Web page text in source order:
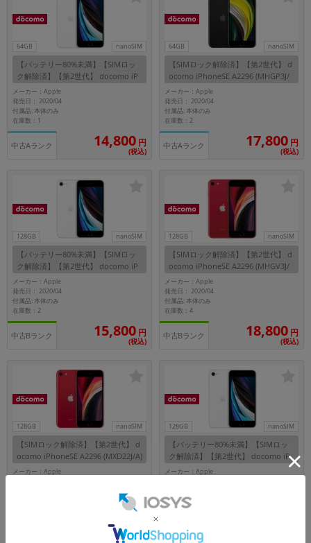
64GB nanoSIM
【バッテリー80%未満】【SIMロッ
ク解除済】【第2世代】 docomo iP
honeSE A2296 (MX9T2J/A) 64GB ホ
ワイト
メーカー：Apple
発売日： 2020/04
付属品: 本体のみ
在庫数：1
中古Aランク 14,800 円
(税込)
64GB nanoSIM
【SIMロック解除済】【第2世代】 d
ocomo iPhoneSE A2296 (MHGP3J/
A) 64GB ブラック
メーカー：Apple
発売日： 2020/04
付属品: 本体のみ
在庫数：2
中古Aランク 17,800 円
(税込)
128GB nanoSIM
【バッテリー80%未満】【SIMロッ
ク解除済】【第2世代】 docomo iP
honeSE A2296 (MXD12J/A) 128GB
ホワイト
メーカー：Apple
発売日： 2020/04
付属品: 本体のみ
在庫数：2
中古Bランク 15,800 円
(税込)
128GB nanoSIM
【SIMロック解除済】【第2世代】 d
ocomo iPhoneSE A2296 (MHGV3J/
A) 128GB (PRODUCT)RED
メーカー：Apple
発売日： 2020/04
付属品: 本体のみ
在庫数：4
中古Bランク 18,800 円
(税込)
128GB nanoSIM
【SIMロック解除済】【第2世代】 d
ocomo iPhoneSE A2296 (MXD22J/A)
128GB (PRODUCT)RED
メーカー：Apple
18,800
(税込)
128GB nanoSIM
【バッテリー80%未満】【SIMロッ
ク解除済】【第2世代】 docomo iP
honeSE A2296 (MHGU3J/A) 128GB
メーカー：Apple
在庫数：4